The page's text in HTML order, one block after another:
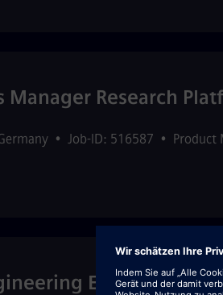
Manager Research
• Job-ID: 516587 • Product
Executive